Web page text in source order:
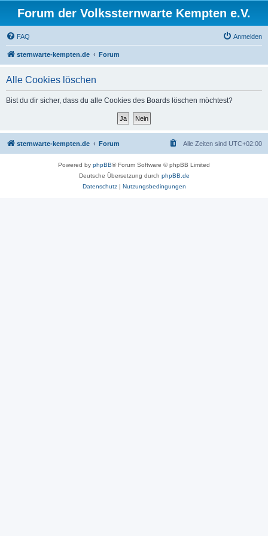
Forum der Volkssternwarte Kempten e.V.
FAQ Anmelden
sternwarte-kempten.de Forum
Alle Cookies löschen
Bist du dir sicher, dass du alle Cookies des Boards löschen möchtest?
sternwarte-kempten.de Forum Alle Zeiten sind UTC+02:00
Powered by phpBB® Forum Software © phpBB Limited
Deutsche Übersetzung durch phpBB.de
Datenschutz| Nutzungsbedingungen